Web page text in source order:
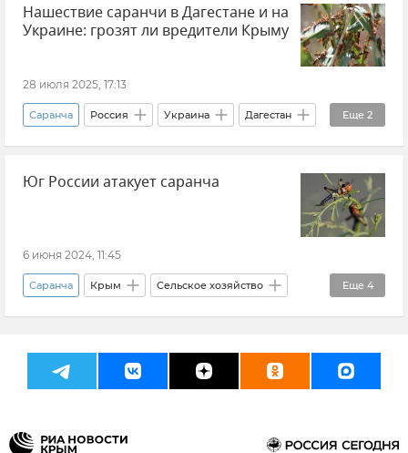
Новости Крыма Андрей Алексеенко
Россельхозцентр
Нашествие саранчи в Дагестане и на
Украине: грозят ли вредители Крыму
28 июля 2025, 17:13
Еще 2
Саранча Россия Украина Дагестан
Россельхозцентр Экология
Юг России атакует саранча
6 июня 2024, 11:45
Еще 4
Саранча Крым Сельское хозяйство
Урожай в Крыму Урожай
Россельхозцентр Новости Крыма